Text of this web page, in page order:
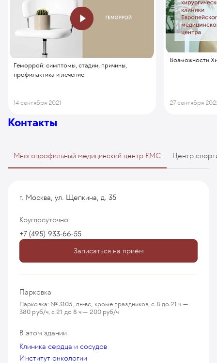
Геморрой: симптомы, стадии, причины,
профилактика и лечение
14 сентября 2021
Возможности
27 сентября
Контакты
Многопрофильный медицинский центр EMC Центр
г. Москва, ул. Щепкина, д. 35
Круглосуточно
+7 (495) 933-66-55
Записаться на приём
Парковка
Парковка: № 3105, пн-вс, кроме праздников, с 8 до 21 ч —
380 руб/ч, с 21 до 8 ч — 200 руб/ч
В этом здании
Клиника сердца и сосудов
Институт онкологии